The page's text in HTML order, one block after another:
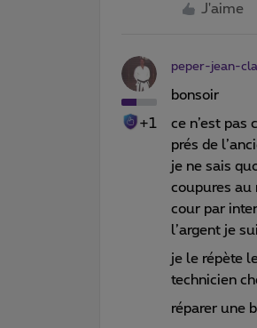
J'aime
+1
peper-jean-
bonsoir
ce n’est pas
prés de
je ne sais
coupures au
cour par
l’argent je
je le répète
technicien
réparer une